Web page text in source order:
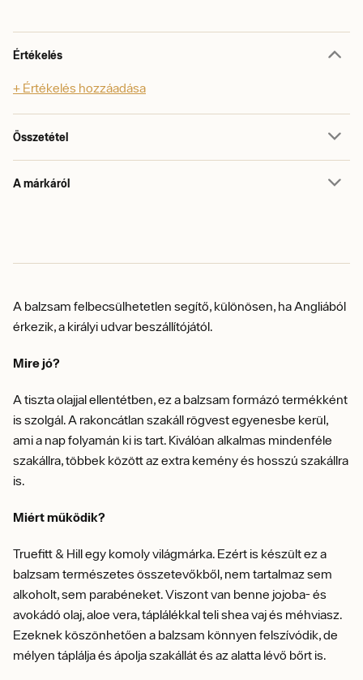
Értékelés
+ Értékelés hozzáadása
Összetétel
A márkáról
A balzsam felbecsülhetetlen segítő, különösen, ha Angliából
érkezik, a királyi udvar beszállítójától.
Mire jó?
A tiszta olajjal ellentétben, ez a balzsam formázó termékként
is szolgál. A rakoncátlan szakáll rögvest egyenesbe kerül,
ami a nap folyamán ki is tart. Kiválóan alkalmas mindenféle
szakállra, többek között az extra kemény és hosszú szakállra
is.
Miért működik?
Truefitt & Hill egy komoly világmárka. Ezért is készült ez a
balzsam természetes összetevőkből, nem tartalmaz sem
alkoholt, sem parabéneket. Viszont van benne jojoba- és
avokádó olaj, aloe vera, táplálékkal teli shea vaj és méhviasz.
Ezeknek köszönhetően a balzsam könnyen felszívódik, de
mélyen táplálja és ápolja szakállát és az alatta lévő bőrt is.